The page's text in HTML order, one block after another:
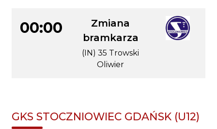
00:00
Zmiana
bramkarza
(IN) 35 Trowski
Oliwier
GKS STOCZNIOWIEC GDAŃSK (U12)